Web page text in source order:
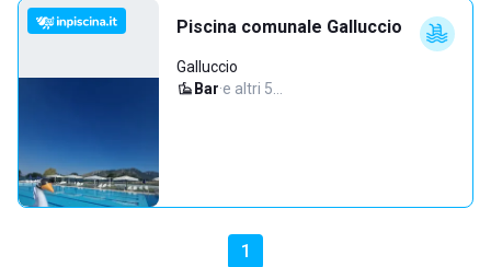
Piscina comunale Galluccio
Galluccio
Bar·e altri 5…
1